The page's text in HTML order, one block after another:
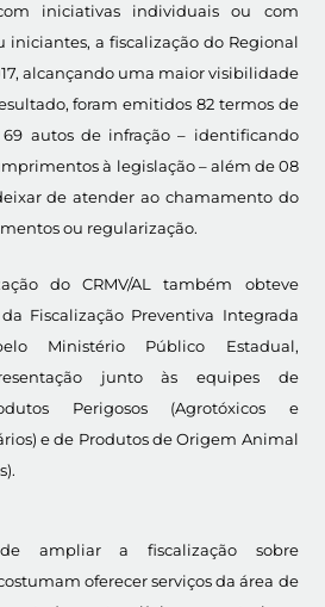
iniciativas individuais ou com
iniciantes, a fiscalização do Regional
alcançando uma maior visibilidade
foram emitidos 82 termos de
69 autos de infração – identificando
à legislação – além de 08
de atender ao chamamento do
ou regularização.
do CRMV/AL também obteve
Fiscalização Preventiva Integrada
Ministério Público Estadual,
junto às equipes de
Perigosos (Agrotóxicos e
e de Produtos de Origem Animal
ampliar a fiscalização sobre
oferecer serviços da área de